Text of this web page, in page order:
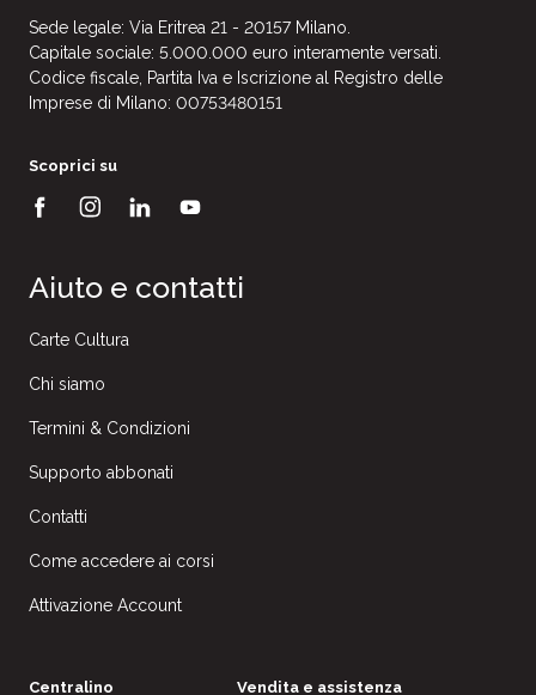
Sede legale: Via Eritrea 21 - 20157 Milano.
Capitale sociale: 5.000.000 euro interamente versati.
Codice fiscale, Partita Iva e Iscrizione al Registro delle
Imprese di Milano: 00753480151
Scoprici su
Aiuto e contatti
Carte Cultura
Chi siamo
Termini & Condizioni
Supporto abbonati
Contatti
Come accedere ai corsi
Attivazione Account
Centralino Vendita e assistenza